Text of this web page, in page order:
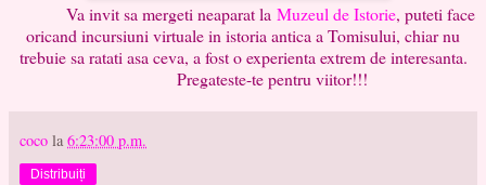
Va invit sa mergeti neaparat la Muzeul de Istorie, puteti face
oricand incursiuni virtuale in istoria antica a Tomisului, chiar nu
trebuie sa ratati asa ceva, a fost o experienta extrem de interesanta.
Pregateste-te pentru viitor!!!
coco la 6:23:00 p.m.
Distribuiți